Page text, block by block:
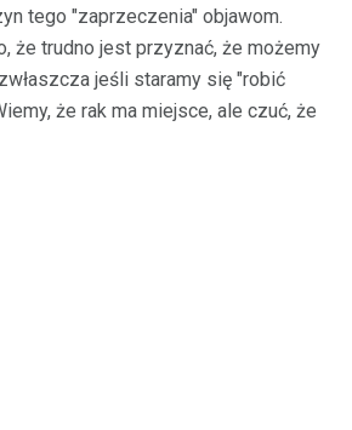
tego "zaprzeczenia" objawom.
że trudno jest przyznać, że możemy
jeśli staramy się "robić
że rak ma miejsce, ale czuć, że